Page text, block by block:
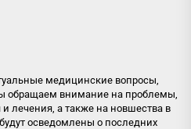
медицинские вопросы,
обращаем внимание на проблемы,
лечения, а также на новшества в
осведомлены о последних